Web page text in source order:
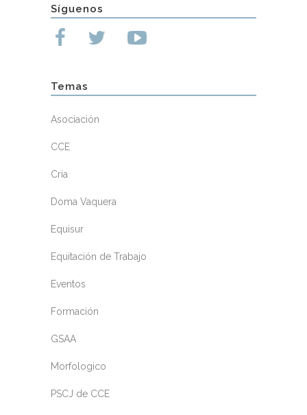
Síguenos
Temas
Asociación
CCE
Cría
Doma Vaquera
Equisur
Equitación de Trabajo
Eventos
Formación
GSAA
Morfologico
PSCJ de CCE